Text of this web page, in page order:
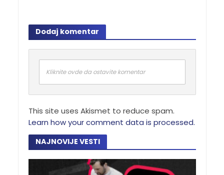
Dodaj komentar
Kliknite ovde da ostavite komentar
This site uses Akismet to reduce spam.
Learn how your comment data is processed.
NAJNOVIJE VESTI